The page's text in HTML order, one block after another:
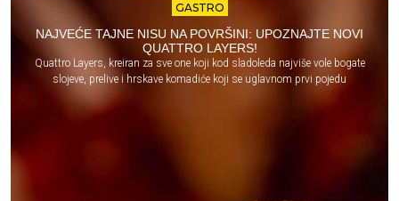
GASTRO
NAJVEĆE TAJNE NISU NA POVRŠINI: UPOZNAJTE NOVI
QUATTRO LAYERS!
Quattro Layers, kreiran za sve one koji kod sladoleda najviše vole bogate
slojeve, prelive i hrskave komadiće koji se uglavnom prvi pojedu